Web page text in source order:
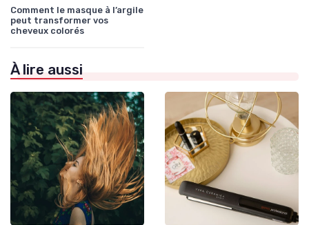
Comment le masque à l’argile
peut transformer vos
cheveux colorés
À lire aussi